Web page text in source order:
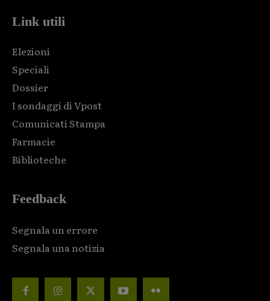
Link utili
Elezioni
Speciali
Dossier
I sondaggi di Vpost
Comunicati Stampa
Farmacie
Biblioteche
Feedback
Segnala un errore
Segnala una notizia